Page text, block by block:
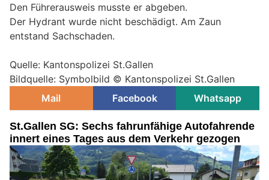
Den Führerausweis musste er abgeben.
Der Hydrant wurde nicht beschädigt. Am Zaun
entstand Sachschaden.
Quelle: Kantonspolizei St.Gallen
Bildquelle: Symbolbild © Kantonspolizei St.Gallen
Mail
Facebook Whatsapp
St.Gallen SG: Sechs fahrunfähige Autofahrende
innert eines Tages aus dem Verkehr gezogen